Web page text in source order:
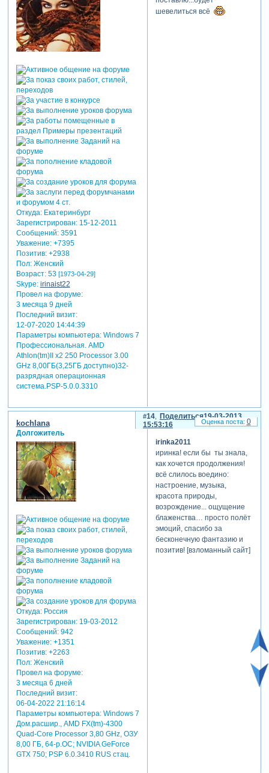
Откуда:Екатеринбург
Зарегистрирован: 15-12-2011
Сообщений:3591
Уважение: +7395
Позитив: +2938
Пол:Женский
Возраст:53 [1973-04-29]
Skype: irinaist22
Провел на форуме:
3 месяца 9 дней
Последний визит:
12-07-2020 14:44:39
Параметры компьютера:Windows 7
Профессиональная. AMD
Athlon(tm)II x2 250 Processor 3.00
GHz 8,00ГБ(3,25ГБ доступно)32-
разрядная операционная
система.PSP-5.0.0.3310
шевелиться всё
Поделиться
14
19-03-2013
15:53:16
kochlana
Долгожитель
Откуда:Россия
Зарегистрирован: 19-03-2012
Сообщений:942
Уважение: +1351
Позитив: +2263
Пол:Женский
Провел на форуме:
3 месяца 6 дней
Последний визит:
06-04-2022 21:16:14
Параметры компьютера:Windows 7
Дом.расшир., AMD FX(tm)-4300
Quad-Core Processor 3,80 GHz, ОЗУ
8,00 ГБ, 64-р.ОС; NVIDIA GeForce
GTX 750; PSP 6.0.3410 RUS стац.
irinka2011
иринка! если бы ты знала,
как хочется продолжения!
всё слилось воедино:
настроение, музыка,
красота природы,
возрождение... ощущение
блаженства… просто полёт
эмоций, спасибо за
бесконечную фантазию и
позитив! [взломанный сайт]
0